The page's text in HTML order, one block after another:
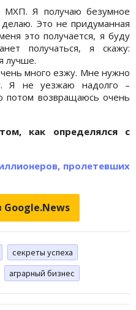
Я получаю безумное
Это не придуманная
это получается, я буду
получаться, я скажу:
лучше.
много езжу. Мне нужно
Я не уезжаю надолго –
потом возвращаюсь очень
как определялся с
пролетевших
Google.News
секреты успеха
аграрный бизнес